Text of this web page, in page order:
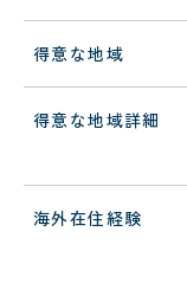
得意な地域
得意な地域詳細
海外在住経験